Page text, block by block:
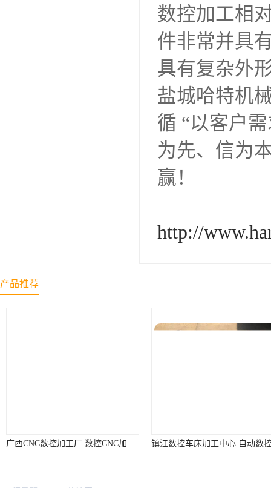
数控加工相
件非常并具
具有复杂外
盐城哈特机
循 “以客户
为先、信为
赢！
http://
产品推荐
广西CNC数控加工厂 数控CNC加工厂家 加工厂家